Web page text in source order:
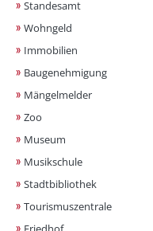
Standesamt
Wohngeld
Immobilien
Baugenehmigung
Mängelmelder
Zoo
Museum
Musikschule
Stadtbibliothek
Tourismuszentrale